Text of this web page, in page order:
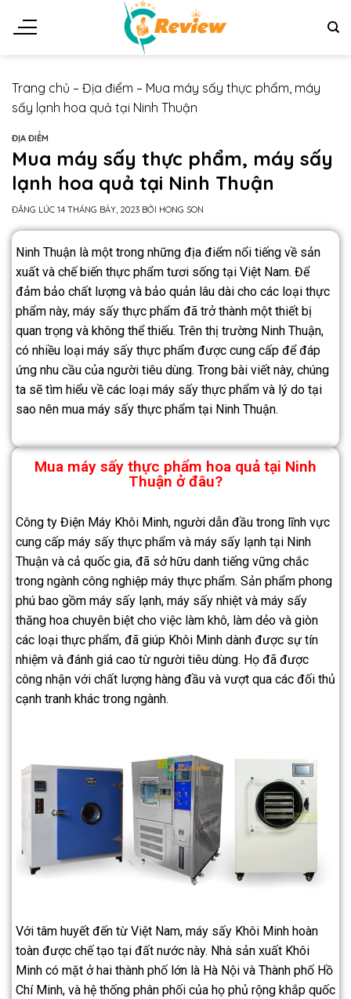
Trang chủ – Địa điểm – Mua máy sấy thực phẩm, máy
sấy lạnh hoa quả tại Ninh Thuận
ĐỊA ĐIỂM
Mua máy sấy thực phẩm, máy sấy
lạnh hoa quả tại Ninh Thuận
ĐĂNG LÚC 14 THÁNG BẢY, 2023 BỞI HONG SON
Ninh Thuận là một trong những địa điểm nổi tiếng về sản
xuất và chế biến thực phẩm tươi sống tại Việt Nam. Để
đảm bảo chất lượng và bảo quản lâu dài cho các loại thực
phẩm này, máy sấy thực phẩm đã trở thành một thiết bị
quan trọng và không thể thiếu. Trên thị trường Ninh Thuận,
có nhiều loại máy sấy thực phẩm được cung cấp để đáp
ứng nhu cầu của người tiêu dùng. Trong bài viết này, chúng
ta sẽ tìm hiểu về các loại máy sấy thực phẩm và lý do tại
sao nên mua máy sấy thực phẩm tại Ninh Thuận.
Mua máy sấy thực phẩm hoa quả tại Ninh
Thuận ở đâu?
Công ty Điện Máy Khôi Minh, người dẫn đầu trong lĩnh vực
cung cấp máy sấy thực phẩm và máy sấy lạnh tại Ninh
Thuận và cả quốc gia, đã sở hữu danh tiếng vững chắc
trong ngành công nghiệp máy thực phẩm. Sản phẩm phong
phú bao gồm máy sấy lạnh, máy sấy nhiệt và máy sấy
thăng hoa chuyên biệt cho việc làm khô, làm dẻo và giòn
các loại thực phẩm, đã giúp Khôi Minh dành được sự tín
nhiệm và đánh giá cao từ người tiêu dùng. Họ đã được
công nhận với chất lượng hàng đầu và vượt qua các đối thủ
cạnh tranh khác trong ngành.
Với tâm huyết đến từ Việt Nam, máy sấy Khôi Minh hoàn
toàn được chế tạo tại đất nước này. Nhà sản xuất Khôi
Minh có mặt ở hai thành phố lớn là Hà Nội và Thành phố Hồ
Chí Minh, và hệ thống phân phối của họ phủ rộng khắp quốc